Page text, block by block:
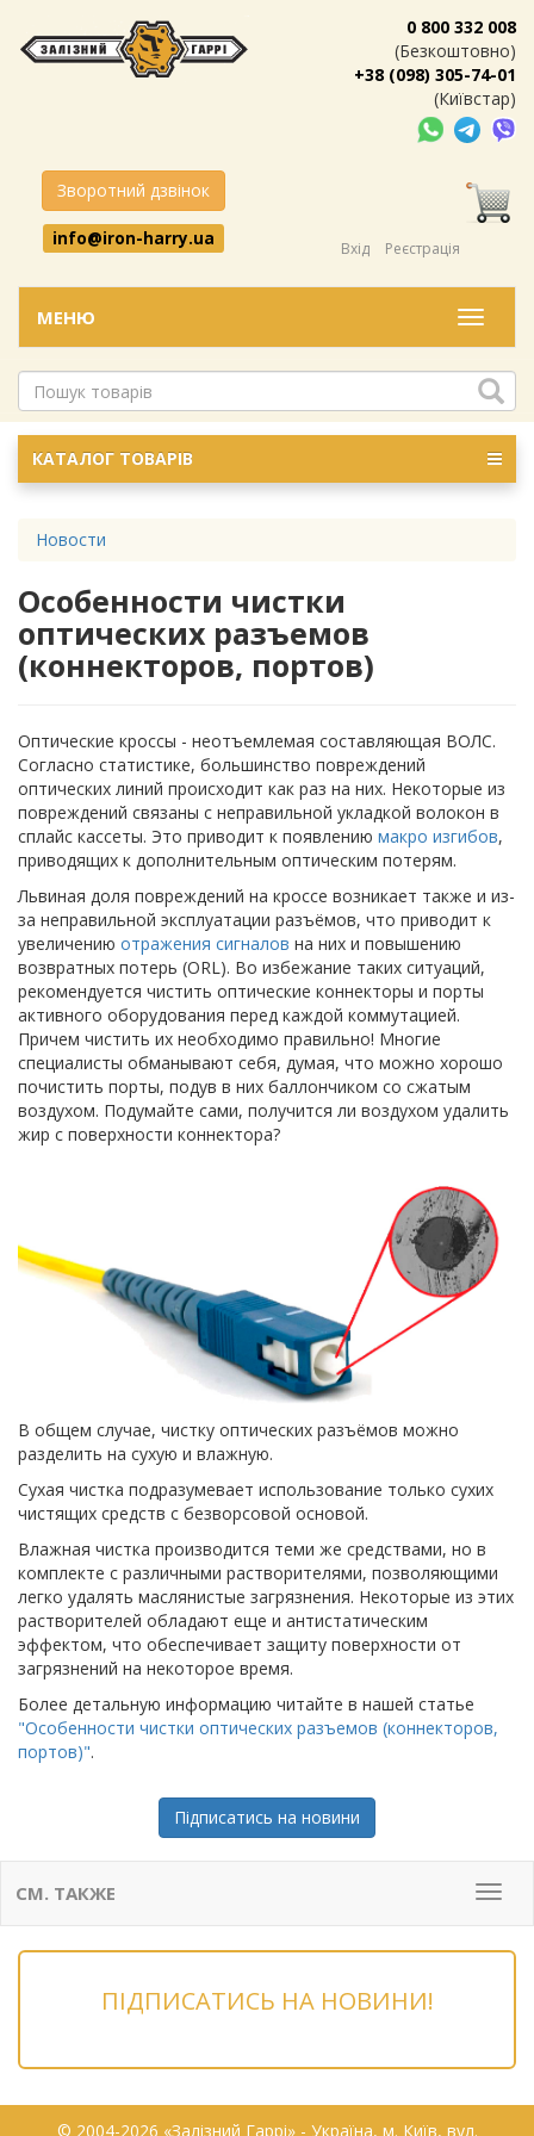
0 800 332 008
(Безкоштовно)
+38 (098) 305-74-01
(Київстар)
Зворотний дзвінок
info@iron-harry.ua
Вхід Реєстрація
Меню
МЕНЮ
КАТАЛОГ ТОВАРІВ
Новости
Особенности чистки
оптических разъемов
(коннекторов, портов)
Оптические кроссы - неотъемлемая составляющая ВОЛС.
Согласно статистике, большинство повреждений
оптических линий происходит как раз на них. Некоторые из
повреждений связаны с неправильной укладкой волокон в
сплайс кассеты. Это приводит к появлению макро изгибов,
приводящих к дополнительным оптическим потерям.
Львиная доля повреждений на кроссе возникает также и из-
за неправильной эксплуатации разъёмов, что приводит к
увеличению отражения сигналов на них и повышению
возвратных потерь (ORL). Во избежание таких ситуаций,
рекомендуется чистить оптические коннекторы и порты
активного оборудования перед каждой коммутацией.
Причем чистить их необходимо правильно! Многие
специалисты обманывают себя, думая, что можно хорошо
почистить порты, подув в них баллончиком со сжатым
воздухом. Подумайте сами, получится ли воздухом удалить
жир с поверхности коннектора?
В общем случае, чистку оптических разъёмов можно
разделить на сухую и влажную.
Сухая чистка подразумевает использование только сухих
чистящих средств с безворсовой основой.
Влажная чистка производится теми же средствами, но в
комплекте с различными растворителями, позволяющими
легко удалять маслянистые загрязнения. Некоторые из этих
растворителей обладают еще и антистатическим
эффектом, что обеспечивает защиту поверхности от
загрязнений на некоторое время.
Более детальную информацию читайте в нашей статье
"Особенности чистки оптических разъемов (коннекторов,
портов)".
Підписатись на новини
Меню
СМ. ТАКЖЕ
ПІДПИСАТИСЬ НА НОВИНИ!
© 2004-2026 «Залізний Гаррі» - Українa, м. Київ, вул.